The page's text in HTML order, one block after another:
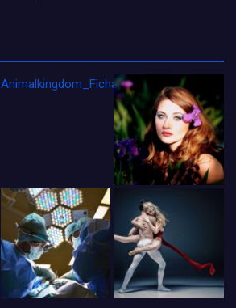
Animalkingdom_FichaCine